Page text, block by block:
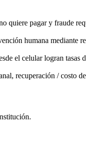
quiere pagar y fraude
humana mediante
el celular logran
recuperación / costo